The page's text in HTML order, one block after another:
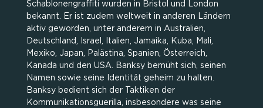
Schablonengraffiti wurden in Bristol und London
bekannt. Er ist zudem weltweit in anderen Ländern
aktiv geworden, unter anderem in Australien,
Deutschland, Israel, Italien, Jamaika, Kuba, Mali,
Mexiko, Japan, Palästina, Spanien, Österreich,
Kanada und den USA. Banksy bemüht sich, seinen
Namen sowie seine Identität geheim zu halten.
Banksy bedient sich der Taktiken der
Kommunikationsguerilla, insbesondere was seine